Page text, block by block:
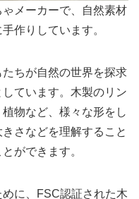
メーカーで、自然素材
作りしています。
ちが自然の世界を探求
ています。木製のリン
物など、様々な形をし
さなどを理解すること
ができます。
に、FSC認証された木